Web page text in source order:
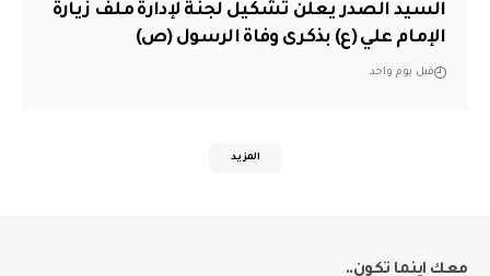
السيد الصدر يعلن تشكيل لجنة لإدارة ملف زيارة
الإمام علي (ع) بذكرى وفاة الرسول (ص)
قبل يوم واحد
المزيد
معك اينما تكون..